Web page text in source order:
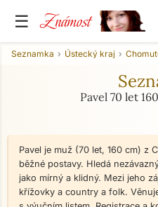
☰ Známost
Seznamka Ústecký kraj
Pavel 70 let
Pavel je muž (70 let, 160 cm) z
běžné postavy. Hledá
jako mírný a klidný. Mezi jeho
křížovky a country a folk.